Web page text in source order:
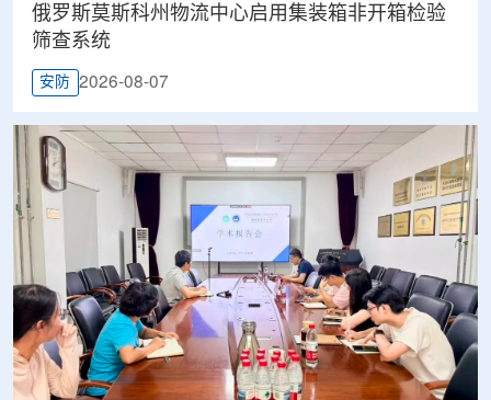
俄罗斯莫斯科州物流中心启用集装箱非开箱检验
筛查系统
安防 2026-08-07